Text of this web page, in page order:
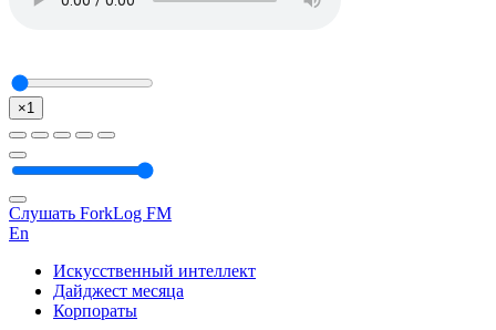
×1
Слушать ForkLog FM
En
Искусственный интеллект
Дайджест месяца
Корпораты